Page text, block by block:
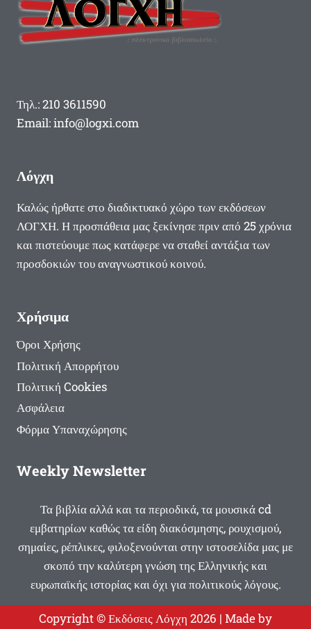
Τηλ.: 210 3611590
Email: info@logxi.com
Λόγχη
Καλώς ήρθατε στο διαδικτυακό χώρο των εκδόσεων
ΛΟΓΧΗ. Η προσπάθεια μας ξεκίνησε πριν από 25 χρόνια
και πιστεύουμε πως κατάφερε να σταθεί αντάξια των
προσδοκιών του αναγνωστικού κοινού.
Χρήσιμα
Όροι Χρήσης
Πολιτική Απορρήτου
Πολιτική Cookies
Ασφάλεια
Φόρμα Υπαναχώρησης
Weekly Newsletter
Τα βιβλία αλλά και τα περιοδικά, τα μουσικά cd
εμβατηρίων καθώς τα είδη διακόσμησης, ρουχισμού,
σημαίες, ρέπλικες, φιλοξενούνται στην ιστοσελίδα μας με
σκοπό την καλύτερη γνώση της Ελληνικής και
ευρωπαϊκής ιστορίας και όχι για πολιτικούς λόγους.
Copyright © Εκδόσεις Λόγχη 2026 | Made by